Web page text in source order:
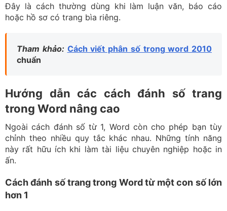
Đây là cách thường dùng khi làm luận văn, báo cáo
hoặc hồ sơ có trang bìa riêng.
Tham khảo: Cách viết phân số trong word 2010
chuẩn
Hướng dẫn các cách đánh số trang
trong Word nâng cao
Ngoài cách đánh số từ 1, Word còn cho phép bạn tùy
chỉnh theo nhiều quy tắc khác nhau. Những tính năng
này rất hữu ích khi làm tài liệu chuyên nghiệp hoặc in
ấn.
Cách đánh số trang trong Word từ một con số lớn
hơn 1